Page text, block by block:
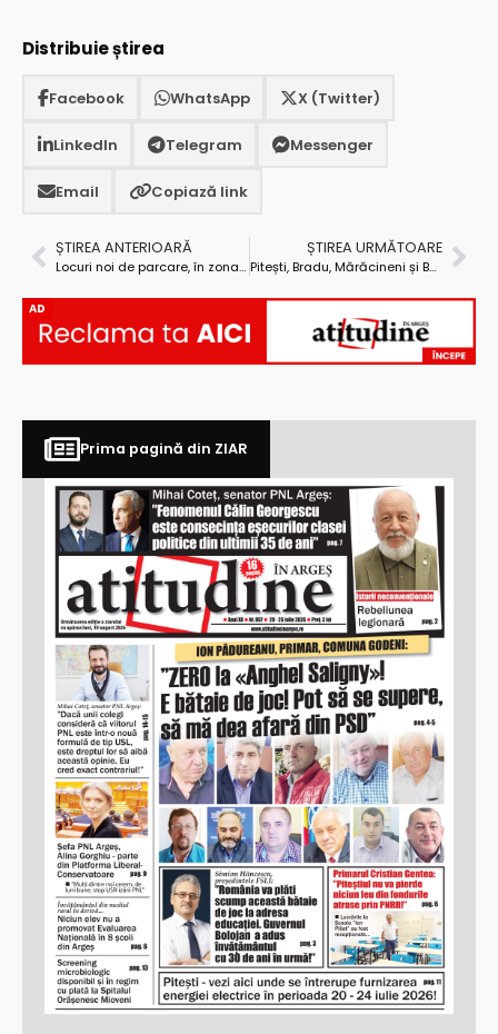
Distribuie știrea
Facebook WhatsApp X (Twitter)
LinkedIn Telegram Messenger
Email Copiază link
ȘTIREA ANTERIOARĂ
Locuri noi de parcare, în zona Expo Parc!
ȘTIREA URMĂTOARE
Pitești, Bradu, Mărăcineni și Bascov sunt primele localități în care va funcționa serviciul de transport public în regim intercomunitar
AD
Prima pagină din ZIAR